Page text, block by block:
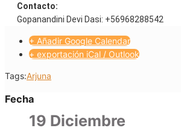
Contacto:
Gopanandini Devi Dasi: +56968288542
+ Añadir Google Calendar
+ exportación iCal / Outlook
Tags:Arjuna
Fecha
19 Diciembre